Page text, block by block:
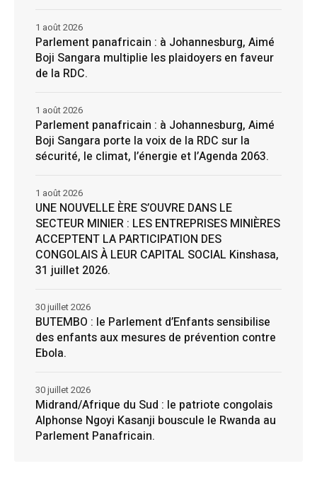
Parlement panafricain : à Johannesburg, Aimé
Boji Sangara multiplie les plaidoyers en faveur
de la RDC.
1 août 2026
Parlement panafricain : à Johannesburg, Aimé
Boji Sangara porte la voix de la RDC sur la
sécurité, le climat, l’énergie et l’Agenda 2063.
1 août 2026
UNE NOUVELLE ÈRE S’OUVRE DANS LE
SECTEUR MINIER : LES ENTREPRISES MINIÈRES
ACCEPTENT LA PARTICIPATION DES
CONGOLAIS À LEUR CAPITAL SOCIAL Kinshasa,
31 juillet 2026.
1 août 2026
BUTEMBO : le Parlement d’Enfants sensibilise
des enfants aux mesures de prévention contre
Ebola.
30 juillet 2026
Midrand/Afrique du Sud : le patriote congolais
Alphonse Ngoyi Kasanji bouscule le Rwanda au
Parlement Panafricain.
30 juillet 2026